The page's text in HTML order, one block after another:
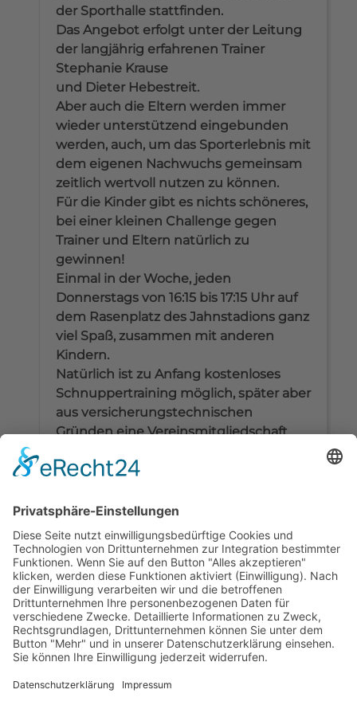
der Sporthalle stattfinden.
Das Angebot erfolgt unter der Leitung
der langjährig erfahrenen Trainer
Stephanie Krause
und Dieter Hebestreit.
Aber auch die Eltern werden immer
wieder unterstützend eingebunden
werden, auch, um das Sporterlebnis mit
dem eigenen Nachwuchs gemeinsam
zeitlich wertvoll nutzen zu können.
Für die Kinder gibt es nichts schöneres,
bei einer kleinen Challenge gegen
Trainer und Eltern natürlich zu
gewinnen!
Einmal in der Woche, jeden
Donnerstags von 16:15 bis 17:15 Uhr auf
dem Rasenplatz des Jahnstadions ganz
viel Spaß, zusammen mit anderen
Kindern.
Natürlich ist zu Anfang kostenloses
Schnuppertraining möglich, später aber
aus versicherungstechnischen
Gründen eine Vereinsmitgliedschaft
Weitere Informationen Tel.:
zurück
JETZT MITGLIED WERDEN!
Infos & Downloads